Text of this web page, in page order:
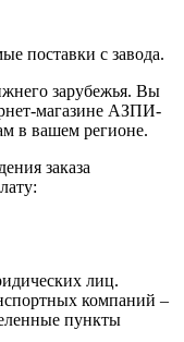
поставки с завода.
зарубежья. Вы
магазине АЗПИ-
в вашем регионе.
заказа
лиц.
компаний –
пункты